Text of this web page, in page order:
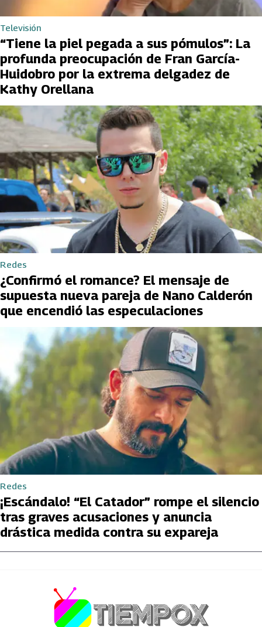
Televisión
“Tiene la piel pegada a sus pómulos”: La
profunda preocupación de Fran García-
Huidobro por la extrema delgadez de
Kathy Orellana
Redes
¿Confirmó el romance? El mensaje de
supuesta nueva pareja de Nano Calderón
que encendió las especulaciones
Redes
¡Escándalo! “El Catador” rompe el silencio
tras graves acusaciones y anuncia
drástica medida contra su expareja